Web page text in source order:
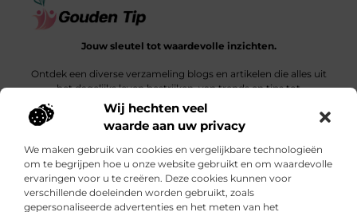
Wij hechten veel
waarde aan uw privacy
We maken gebruik van cookies en vergelijkbare technologieën
om te begrijpen hoe u onze website gebruikt en om waardevolle
ervaringen voor u te creëren. Deze cookies kunnen voor
verschillende doeleinden worden gebruikt, zoals
gepersonaliseerde advertenties en het meten van het
Jouw sleutel tot waardevolle inzichten.
Ontdek een diverse verzameling blogs en artikelen die alles uit
het dagelijks leven bestrijken, van trends en tips tot
diepgaande verhalen.
Bericht categorie
Onze informatie